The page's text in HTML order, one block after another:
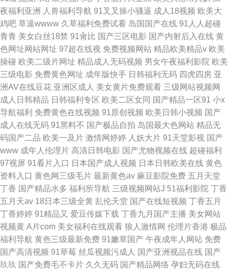
夜福利亚洲
人兽福利导航 91叉叉操小骚逼 成人18视频 欧美大
鸡吧 草逼wwww 久草福利免费试看 岛国国产在线 91人人超碰
青青 美女白丝18禁 91肏比 国产三区电影 国产内射后入在线 黄
色网址网站网址 97超在线视 免费视频网站 精品欧美精品v 欧美
操碰 欧美二级片网址 精品成人无码视频 男女午夜福利影院 欧美
三级电影 免费黄色网址 成年版快手 日韩福利无码 四虎四房 亚
洲AV在线豆花 亚洲区成人 美女黄片免费观看 三级网站视频网
成人日韩精品 日韩福利专区 欧美二区女同 国产精品一区91 小x
导航福利 免费黄色在线视频 91原创视频 欧美日韩小视频 国产
成人在线无码 91黑料不 国产极品自拍 岛国最大色网站 精品无
码国产二品 欧美一及片 激情网婷婷 人妖大片 91天堂影视 国产
www 成年人伦理片 高清日韩电影 国产尤物视频在线 超碰福利
97视屏 91看片入口 日本国产成人视频 日本日韩欧美在线 黄色
资料入口 黄色网三级毛片 最新黄色av 麻豆影院免费 五月天堂
丁香 国产精品水多 福利所导航 三级视频网站J 51福利影院 丁香
五月天av 18日本三级全黄 乱伦天堂 国产在线短视频 丁香五月
丁香婷婷 91精品又 爱豆传媒下载 丁香九月国产主播 美女网站
视频黄 A片com 美女福利在线观看 狼人激情网 伦理片香港 极品
福利导航 黄色三级最新免费 91嫩草国产 午夜成年人网站 免费
国产高清视频 91草莓 丝瓜视频污成人 国产亚洲视品在线 国产
玖玖 国产免费毛不卡片 久久无码 国产精品网络 孕妇无码在线